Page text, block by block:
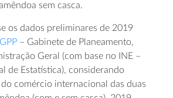
sem casca.
os dados preliminares de 2019
– Gabinete de Planeamento,
Geral (com base no INE –
de Estatística), considerando
comércio internacional das duas